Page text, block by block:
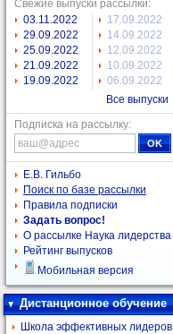
Свежие выпуски рассылки:
03.11.2022
29.09.2022
25.09.2022
21.09.2022
19.09.2022
17.09.2022
14.09.2022
12.09.2022
10.09.2022
06.09.2022
Все выпуски
Подписка на рассылку:
Е.В. Гильбо
Поиск по базе рассылки
Правила подписки
Задать вопрос!
О рассылке Наука лидерства
Рейтинг выпусков
Мобильная версия
Дистанционное обучение
Школа эффективных лидеров